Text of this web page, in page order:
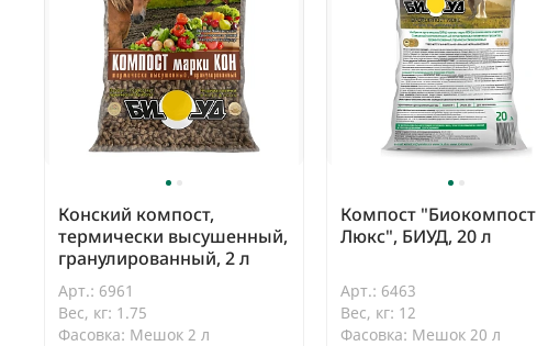
Конский компост,
термически высушенный,
гранулированный, 2 л
Арт.: 6961
Вес, кг: 1.75
Фасовка: Мешок 2 л
Компост "Биокомпост
Люкс", БИУД, 20 л
Арт.: 6463
Вес, кг: 12
Фасовка: Мешок 20 л